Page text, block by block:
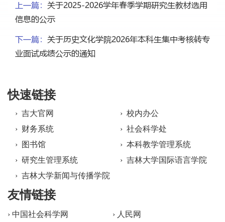
上一篇： 关于2025-2026学年春季学期研究生教材选用
信息的公示
下一篇： 关于历史文化学院2026年本科生集中考核转专
业面试成绩公示的通知
快速链接
› 吉大官网
› 校内办公
› 财务系统
› 社会科学处
› 图书馆
› 本科教学管理系统
› 研究生管理系统
› 吉林大学国际语言学院
› 吉林大学新闻与传播学院
友情链接
› 中国社会科学网
› 人民网